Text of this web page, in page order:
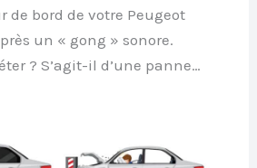
de bord de votre Peugeot
un « gong » sonore.
? S’agit-il d’une panne…